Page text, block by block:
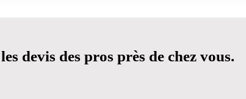
devis des pros près de chez vous.